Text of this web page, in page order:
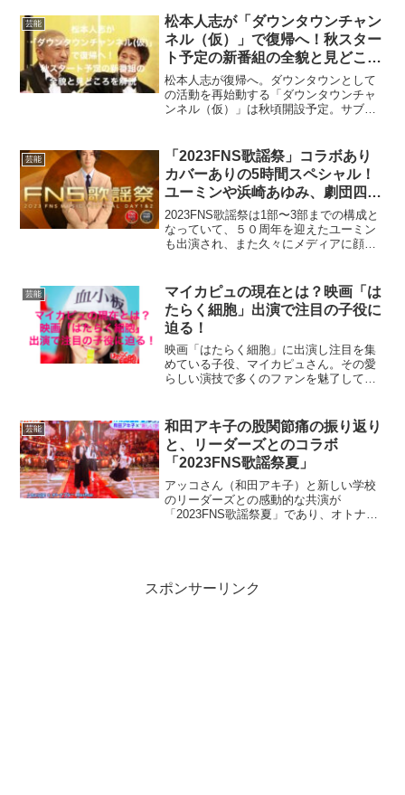
のようにしてこの難しい道を歩んできた
のでしょうか。この記事で...
芸能
松本人志が「ダウンタウンチャン
ネル（仮）」で復帰へ！秋スター
ト予定の新番組の全貌と見どころ
を解説
松本人志が復帰へ。ダウンタウンとして
の活動を再始動する「ダウンタウンチャ
ンネル（仮）」は秋頃開設予定。サブス
れた注目プロジェクトの全貌を紹介。
芸能
「2023FNS歌謡祭」コラボあり
カバーありの5時間スペシャル！
ユーミンや浜崎あゆみ、劇団四季
など豪華ステージに期待！
2023FNS歌謡祭は1部〜3部までの構成と
なっていて、５０周年を迎えたユーミン
も出演され、また久々にメディアに顔を
を披露するのは、劇団四季で、なかなか
見られない豪華な企...
芸能
マイカピュの現在とは？映画「は
たらく細胞」出演で注目の子役に
迫る！
映画「はたらく細胞」に出演し注目を集
めている子役、マイカピュさん。その愛
らしい演技で多くのファンを魅了してい
の現在の活動やプロフィールについて詳
しく解説します。さらに、...
芸能
和田アキ子の股関節痛の振り返り
と、リーダーズとのコラボ
「2023FNS歌謡祭夏」
アッコさん（和田アキ子）と新しい学校
のリーダーズとの感動的な共演が
「2023FNS歌謡祭夏」であり、オトナブ
スポンサーリンク